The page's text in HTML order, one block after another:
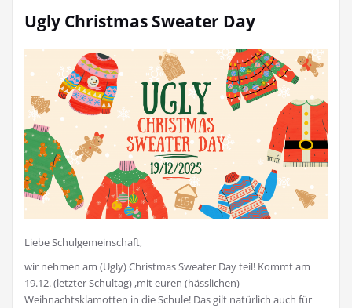
Ugly Christmas Sweater Day
Liebe Schulgemeinschaft,
wir nehmen am (Ugly) Christmas Sweater Day teil! Kommt am
19.12. (letzter Schultag) ,mit euren (hässlichen)
Weihnachtsklamotten in die Schule! Das gilt natürlich auch für